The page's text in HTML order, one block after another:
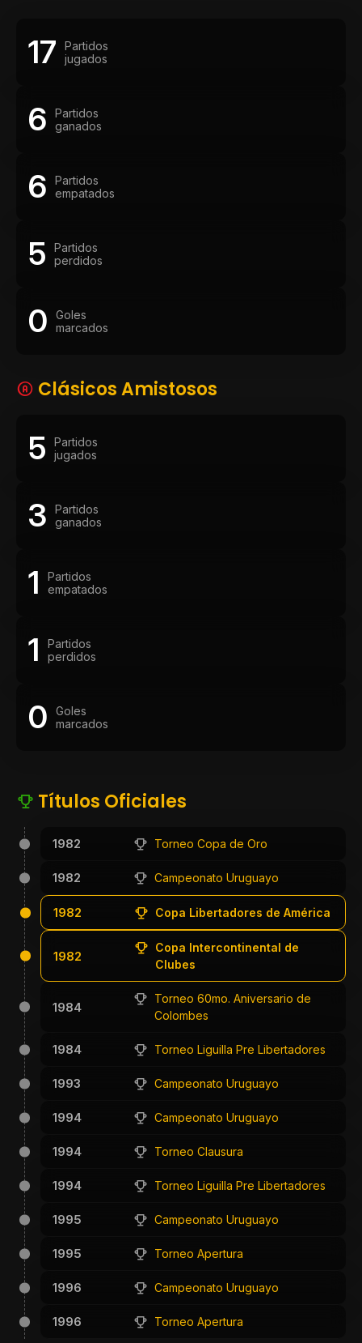
17
Partidos
jugados
6
Partidos
ganados
6
Partidos
empatados
5
Partidos
perdidos
0
Goles
marcados
Clásicos Amistosos
5
Partidos
jugados
3
Partidos
ganados
1
Partidos
empatados
1
Partidos
perdidos
0
Goles
marcados
Títulos Oficiales
1982 Torneo Copa de Oro
1982 Campeonato Uruguayo
1982 Copa Libertadores de América
1982
Copa Intercontinental de
Clubes
1984
Torneo 60mo. Aniversario de
Colombes
1984 Torneo Liguilla Pre Libertadores
1993 Campeonato Uruguayo
1994 Campeonato Uruguayo
1994 Torneo Clausura
1994 Torneo Liguilla Pre Libertadores
1995 Campeonato Uruguayo
1995 Torneo Apertura
1996 Campeonato Uruguayo
1996 Torneo Apertura